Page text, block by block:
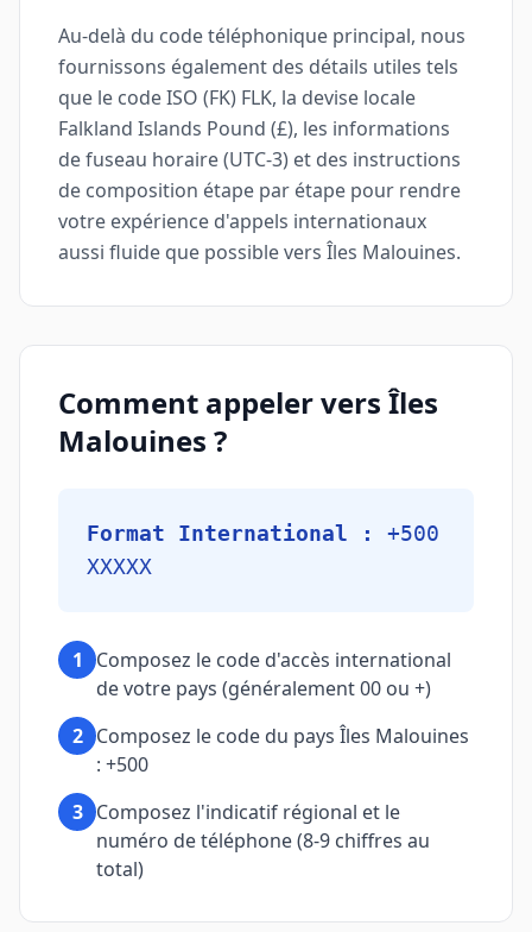
Au-delà du code téléphonique principal, nous
fournissons également des détails utiles tels
que le code ISO (FK) FLK, la devise locale
Falkland Islands Pound (£), les informations
de fuseau horaire (UTC-3) et des instructions
de composition étape par étape pour rendre
votre expérience d'appels internationaux
aussi fluide que possible vers Îles Malouines.
Comment appeler vers Îles
Malouines ?
Format International :
+500
XXXXX
1
Composez le code d'accès international
de votre pays (généralement 00 ou +)
2 Composez le code du pays Îles Malouines
: +500
3 Composez l'indicatif régional et le
numéro de téléphone (8-9 chiffres au
total)